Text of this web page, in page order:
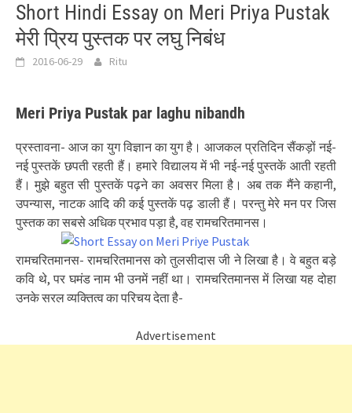
Short Hindi Essay on Meri Priya Pustak
मेरी प्रिय पुस्तक पर लघु निबंध
2016-06-29 Ritu
Meri Priya Pustak par laghu nibandh
प्रस्तावना- आज का युग विज्ञान का युग है। आजकल प्रतिदिन सैंकड़ों नई-
नई पुस्तकें छपती रहती हैं। हमारे विद्यालय में भी नई-नई पुस्तकें आती रहती
हैं। मुझे बहुत सी पुस्तकें पढ़ने का अवसर मिला है। अब तक मैंने कहानी,
उपन्यास, नाटक आदि की कई पुस्तकें पढ़ डाली हैं। परन्तु मेरे मन पर जिस
पुस्तक का सबसे अधिक प्रभाव पड़ा है, वह रामचरितमानस।
रामचरितमानस- रामचरितमानस को तुलसीदास जी ने लिखा है। वे बहुत बड़े
कवि थे, पर घमंड नाम भी उनमें नहीं था। रामचरितमानस में लिखा यह दोहा
उनके सरल व्यक्तित्व का परिचय देता है-
Advertisement